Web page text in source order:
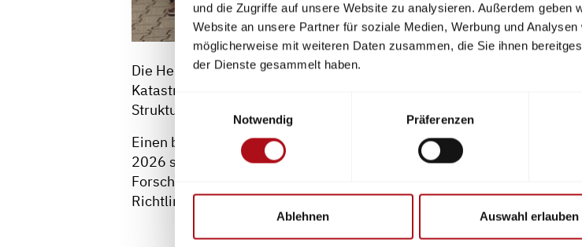
und die Zugriffe auf unsere Website zu analysieren. Außerdem geben
Website an unsere Partner für soziale Medien, Werbung und
möglicherweise mit weiteren Daten zusammen, die Sie ihnen
der Dienste gesammelt haben.
Notwendig
Präferenzen
Ablehnen Auswahl erlauben
Die Herbstsitzung des Technisch-Wissenschaftlichen Beirats (TWB-V)
Katastrophenschutz in Heyrothsberge statt. Neben organisatorischen
Strukturveränderungen behandelt.
Einen breiten Raum nahmen die Auswertung der Jahresfachtagung
2026 sowie Berichte zur europäischen und deutschen
Forschungsanträge für das IMK-Brandschutzforschungsprogramm
Richtlinien, Technische Berichte und Merkblätter.